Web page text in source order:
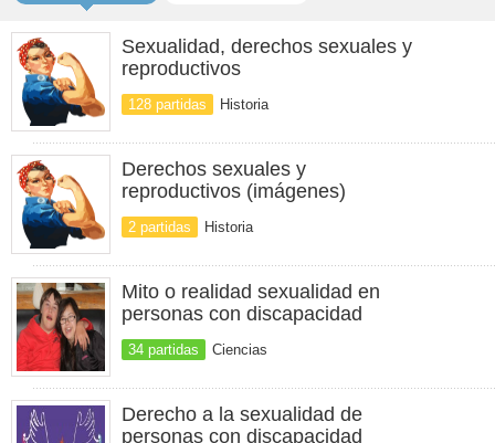
Sexualidad, derechos sexuales y
reproductivos
128 partidas Historia
Derechos sexuales y
reproductivos (imágenes)
2 partidas Historia
Mito o realidad sexualidad en
personas con discapacidad
34 partidas Ciencias
Derecho a la sexualidad de
personas con discapacidad